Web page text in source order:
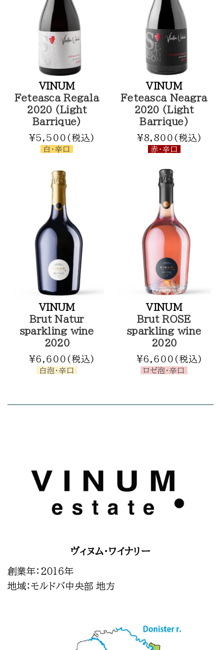
VINUM
Feteasca Regala
2020 (Light
Barrique)
¥5,500(税込)
白・辛口
VINUM
Feteasca Neagra
2020 (Light
Barrique)
¥8,800(税込)
赤・辛口
VINUM
Brut Natur
sparkling wine
2020
¥6,600(税込)
白泡・辛口
VINUM
Brut ROSE
sparkling wine
2020
¥6,600(税込)
ロゼ泡・辛口
ヴィヌム・ワイナリー
創業年：2016年
地域：モルドバ中央部 地方